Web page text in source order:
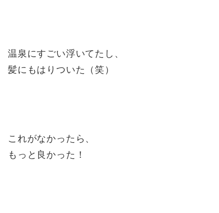
温泉にすごい浮いてたし、
髪にもはりついた（笑）
これがなかったら、
もっと良かった！